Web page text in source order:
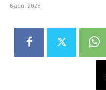
6 août 2026